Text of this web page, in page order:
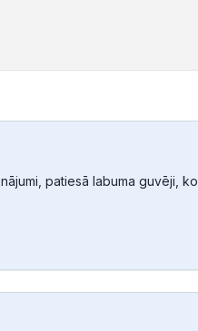
patiesā labuma guvēji,